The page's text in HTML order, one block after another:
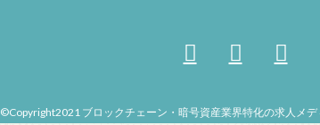
©Copyright2021 ブロックチェーン・暗号資産業界特化の求人メデ